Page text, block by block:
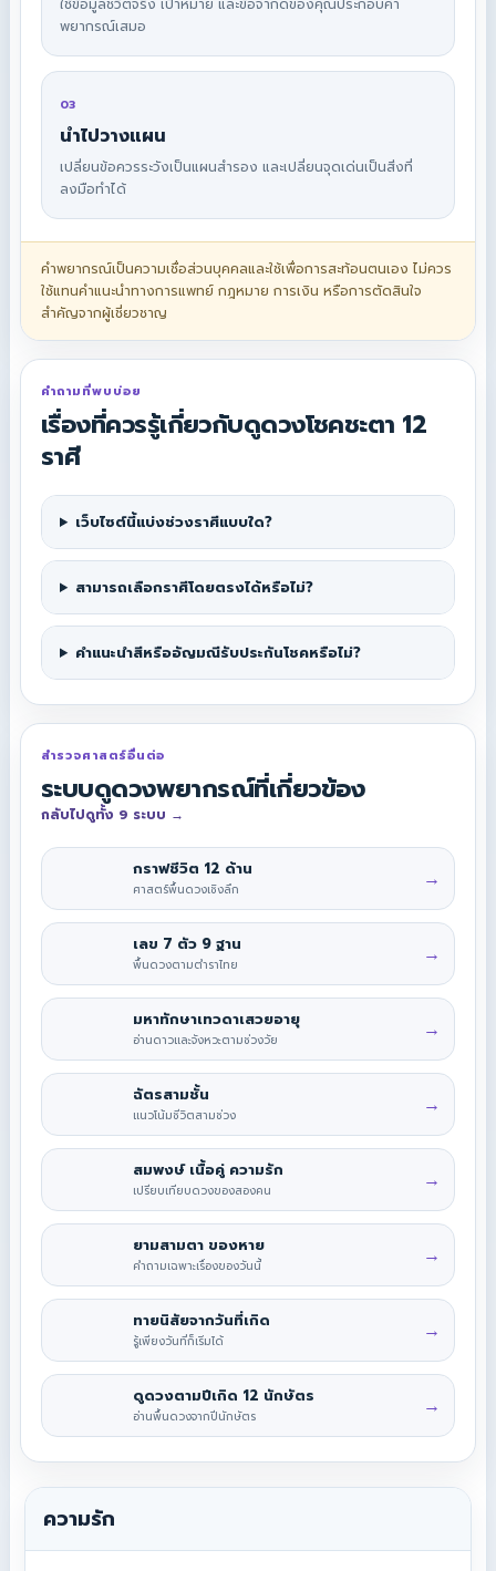
ใช้ข้อมูลชีวิตจริง เป้าหมาย และข้อจำกัดของคุณประกอบคำ
พยากรณ์เสมอ
03
นำไปวางแผน
เปลี่ยนข้อควรระวังเป็นแผนสำรอง และเปลี่ยนจุดเด่นเป็นสิ่งที่
ลงมือทำได้
คำพยากรณ์เป็นความเชื่อส่วนบุคคลและใช้เพื่อการสะท้อนตนเอง ไม่ควร
ใช้แทนคำแนะนำทางการแพทย์ กฎหมาย การเงิน หรือการตัดสินใจ
สำคัญจากผู้เชี่ยวชาญ
คำถามที่พบบ่อย
เรื่องที่ควรรู้เกี่ยวกับดูดวงโชคชะตา 12
ราศี
เว็บไซต์นี้แบ่งช่วงราศีแบบใด?
สามารถเลือกราศีโดยตรงได้หรือไม่?
คำแนะนำสีหรืออัญมณีรับประกันโชคหรือไม่?
สำรวจศาสตร์อื่นต่อ
ระบบดูดวงพยากรณ์ที่เกี่ยวข้อง
กลับไปดูทั้ง 9 ระบบ →
กราฟชีวิต 12 ด้าน
ศาสตร์พื้นดวงเชิงลึก →
เลข 7 ตัว 9 ฐาน
พื้นดวงตามตำราไทย →
มหาทักษาเทวดาเสวยอายุ
อ่านดาวและจังหวะตามช่วงวัย →
ฉัตรสามชั้น
แนวโน้มชีวิตสามช่วง →
สมพงษ์ เนื้อคู่ ความรัก
เปรียบเทียบดวงของสองคน →
ยามสามตา ของหาย
คำถามเฉพาะเรื่องของวันนี้ →
ทายนิสัยจากวันที่เกิด
รู้เพียงวันที่ก็เริ่มได้ →
ดูดวงตามปีเกิด 12 นักษัตร
อ่านพื้นดวงจากปีนักษัตร →
ความรัก